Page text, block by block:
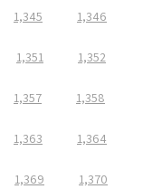
1,345 1,346
1,351 1,352
1,357 1,358
1,363 1,364
1,369 1,370